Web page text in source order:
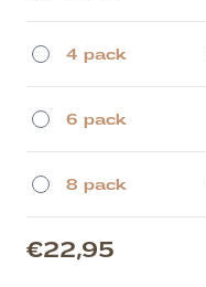
4 pack
6 pack
8 pack
€ 22,95